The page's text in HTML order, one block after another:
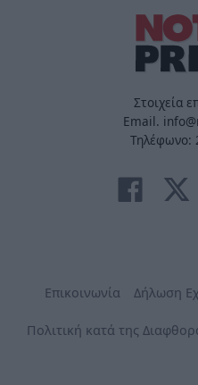
Στοιχεία
Email.
Τηλέφωνο:
Επικοινωνία Δήλωση
Πολιτική κατά της